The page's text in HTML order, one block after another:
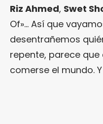
Riz Ahmed, Swet
Of»… Así que
desentrañemos
repente, parece
comerse el mundo.